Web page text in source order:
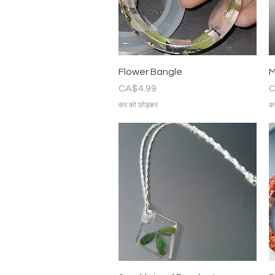
त्वरित दृश्य
Flower Bangle
मूल्य
CA$4.99
कर को छोड़कर